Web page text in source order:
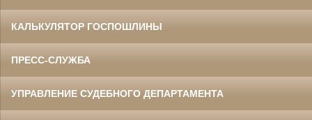
КАЛЬКУЛЯТОР ГОСПОШЛИНЫ
ПРЕСС-СЛУЖБА
УПРАВЛЕНИЕ СУДЕБНОГО ДЕПАРТАМЕНТА